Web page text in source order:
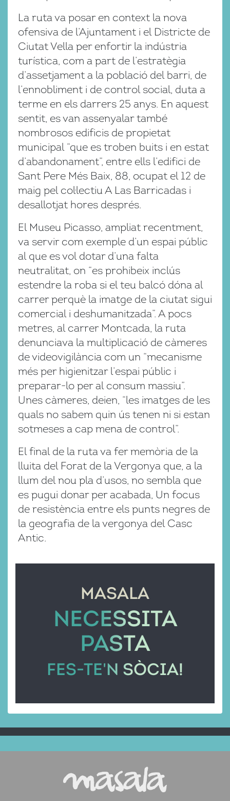
La ruta va posar en context la nova
ofensiva de l’Ajuntament i el Districte de
Ciutat Vella per enfortir la indústria
turística, com a part de l’estratègia
d’assetjament a la població del barri, de
l’ennobliment i de control social, duta a
terme en els darrers 25 anys. En aquest
sentit, es van assenyalar també
nombrosos edificis de propietat
municipal “que es troben buits i en estat
d’abandonament”, entre ells l’edifici de
Sant Pere Més Baix, 88, ocupat el 12 de
maig pel col·lectiu A Las Barricadas i
desallotjat hores després.
El Museu Picasso, ampliat recentment,
va servir com exemple d’un espai públic
al que es vol dotar d’una falta
neutralitat, on “es prohibeix inclús
estendre la roba si el teu balcó dóna al
carrer perquè la imatge de la ciutat sigui
comercial i deshumanitzada”. A pocs
metres, al carrer Montcada, la ruta
denunciava la multiplicació de càmeres
de videovigilància com un “mecanisme
més per higienitzar l’espai públic i
preparar-lo per al consum massiu”.
Unes càmeres, deien, “les imatges de les
quals no sabem quin ús tenen ni si estan
sotmeses a cap mena de control”.
El final de la ruta va fer memòria de la
lluita del Forat de la Vergonya que, a la
llum del nou pla d’usos, no sembla que
es pugui donar per acabada, Un focus
de resistència entre els punts negres de
la geografia de la vergonya del Casc
Antic.
MASALA
NECESSITA
PASTA
FES-TE'N SÒCIA!